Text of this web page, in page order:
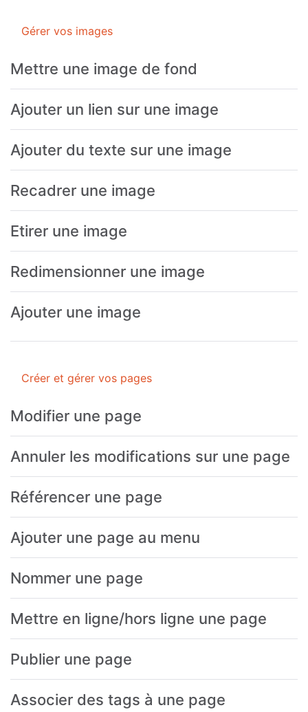
Gérer vos images
Mettre une image de fond
Ajouter un lien sur une image
Ajouter du texte sur une image
Recadrer une image
Etirer une image
Redimensionner une image
Ajouter une image
Créer et gérer vos pages
Modifier une page
Annuler les modifications sur une page
Référencer une page
Ajouter une page au menu
Nommer une page
Mettre en ligne/hors ligne une page
Publier une page
Associer des tags à une page